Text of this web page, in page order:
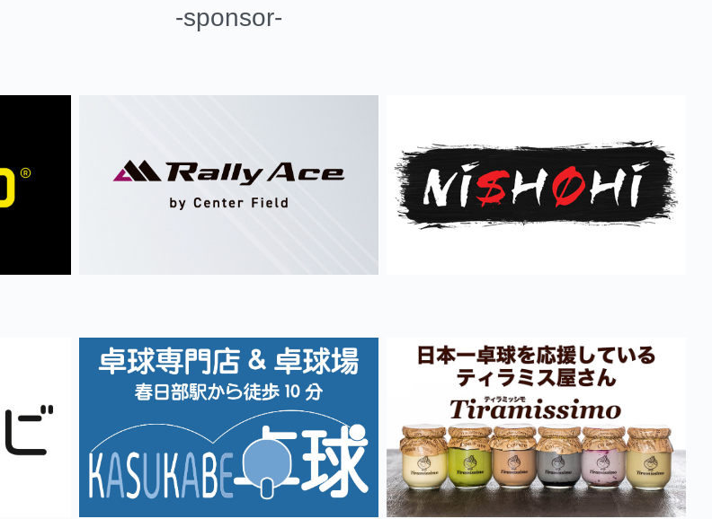
-sponsor-